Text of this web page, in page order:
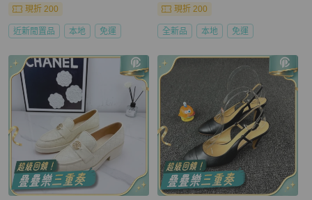
現折 200
近新閒置品 本地 免運
現折 200
全新品 本地 免運